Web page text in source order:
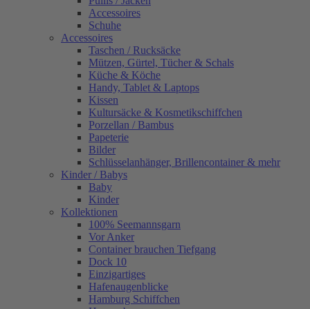
Accessoires
Schuhe
Accessoires
Taschen / Rucksäcke
Mützen, Gürtel, Tücher & Schals
Küche & Köche
Handy, Tablet & Laptops
Kissen
Kultursäcke & Kosmetikschiffchen
Porzellan / Bambus
Papeterie
Bilder
Schlüsselanhänger, Brillencontainer & mehr
Kinder / Babys
Baby
Kinder
Kollektionen
100% Seemannsgarn
Vor Anker
Container brauchen Tiefgang
Dock 10
Einzigartiges
Hafenaugen­blicke
Hamburg Schiffchen